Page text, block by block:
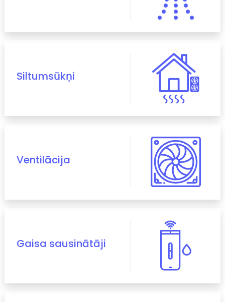
Siltumsūkņi
Ventilācija
Gaisa sausinātāji